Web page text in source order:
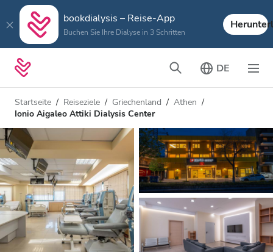
bookdialysis – Reise-App
Buchen Sie Ihre Dialyse in 3 Schritten
DE
Startseite Reiseziele Griechenland
Athen
Ionio Aigaleo Attiki Dialysis Center